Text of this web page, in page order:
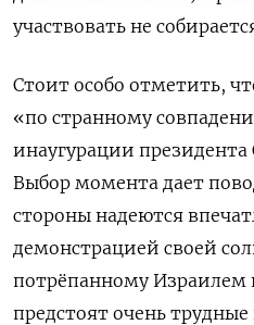
участвовать не
Стоит особо отметить,
«по странному
инаугурации
Выбор момента дает
стороны надеются
демонстрацией своей
потрёпанному Израилем
предстоят очень